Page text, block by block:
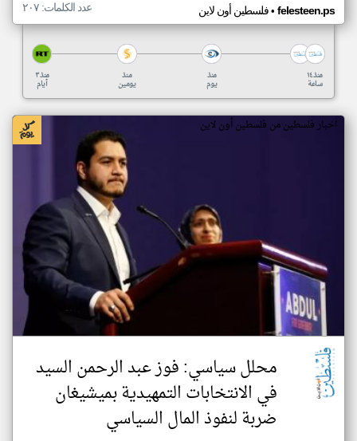
فلسطين أون لاين• felesteen.ps عدد الكلمات: ٢٠٧
منذ ٣
أيام
منذ
يومين
منذ
يوم
منذ ١٤
ساعة
اخبار فلسطين من فلسطين أون لاين
محلل سياسي: فوز عبد الرحمن السيد
في الانتخابات التمهيدية بميشيغان
ضربة لنفوذ المال السياسي